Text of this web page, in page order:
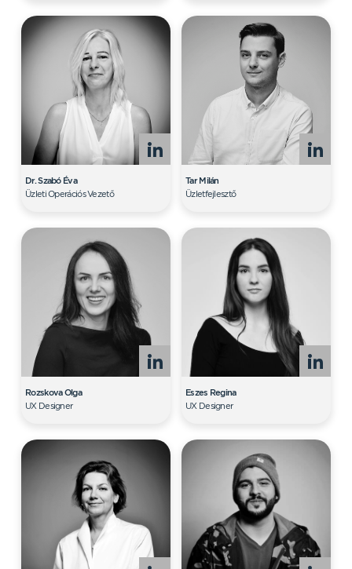
Dr. Szabó Éva
Üzleti Operációs Vezető
Tar Milán
Üzletfejlesztő
Rozskova Olga
UX Designer
Eszes Regina
UX Designer